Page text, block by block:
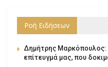
Ροή Ειδήσεων
Δημήτρης Μαρκόπουλος:
επίτευγμά μας, που